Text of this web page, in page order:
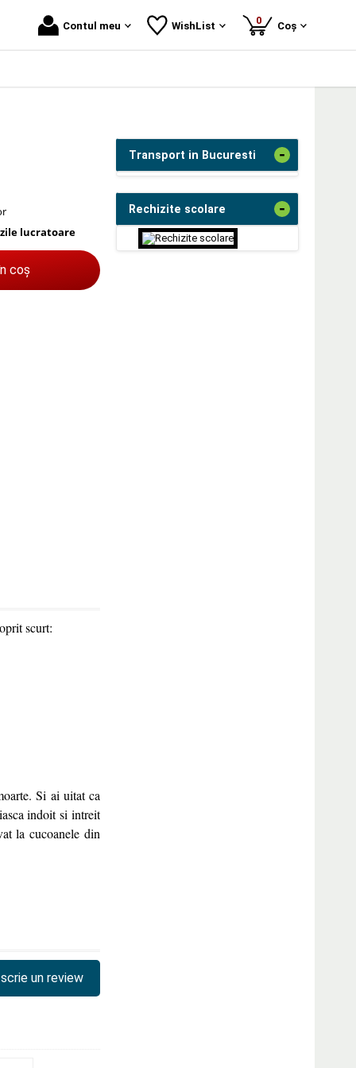
Contul meu WishList 0produse
Coș
lucratoare
coș
scurt:
Si ai uitat ca
indoit si intreit
la cucoanele din
scrie un review
Transport in Bucuresti -
Rechizite scolare -